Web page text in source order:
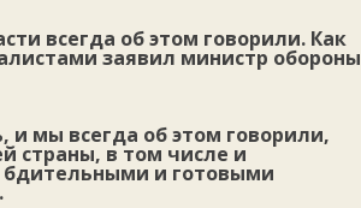
всегда об этом говорили. Как
заявил министр обороны
и мы всегда об этом говорили,
страны, в том числе и
бдительными и готовыми